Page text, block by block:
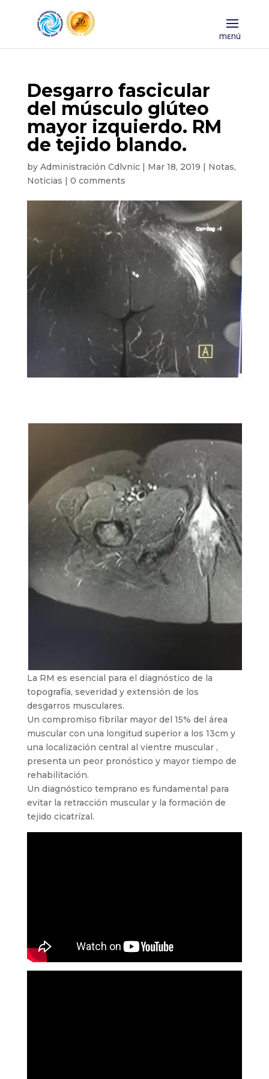
Desgarro fascicular
del músculo glúteo
mayor izquierdo. RM
de tejido blando.
by Administración Cdlvnic| Mar 18, 2019 | Notas,
Noticias | 0 comments
La RM es esencial para el diagnóstico de la
topografía, severidad y extensión de los
desgarros musculares.
Un compromiso fibrilar mayor del 15% del área
muscular con una longitud superior a los 13cm y
una localización central al vientre muscular ,
presenta un peor pronóstico y mayor tiempo de
rehabilitación.
Un diagnóstico temprano es fundamental para
evitar la retracción muscular y la formación de
tejido cicatrízal.